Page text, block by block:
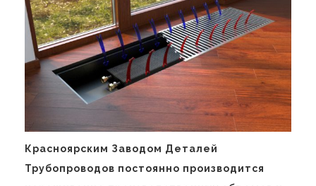
Красноярским Заводом Деталей
Трубопроводов постоянно производится